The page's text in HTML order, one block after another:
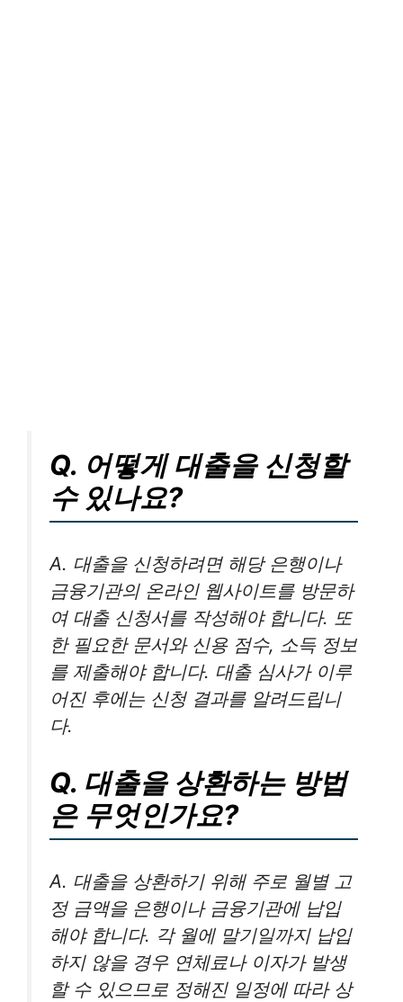
Q. 어떻게 대출을 신청할
수 있나요?
A. 대출을 신청하려면 해당 은행이나
금융기관의 온라인 웹사이트를 방문하
여 대출 신청서를 작성해야 합니다. 또
한 필요한 문서와 신용 점수, 소득 정보
를 제출해야 합니다. 대출 심사가 이루
어진 후에는 신청 결과를 알려드립니
다.
Q. 대출을 상환하는 방법
은 무엇인가요?
A. 대출을 상환하기 위해 주로 월별 고
정 금액을 은행이나 금융기관에 납입
해야 합니다. 각 월에 말기일까지 납입
하지 않을 경우 연체료나 이자가 발생
할 수 있으므로 정해진 일정에 따라 상